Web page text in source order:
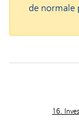
de normale
16.